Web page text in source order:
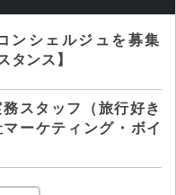
ンシェルジュを募集
タンス】
スタッフ（旅行好き
ーケティング・ボイ